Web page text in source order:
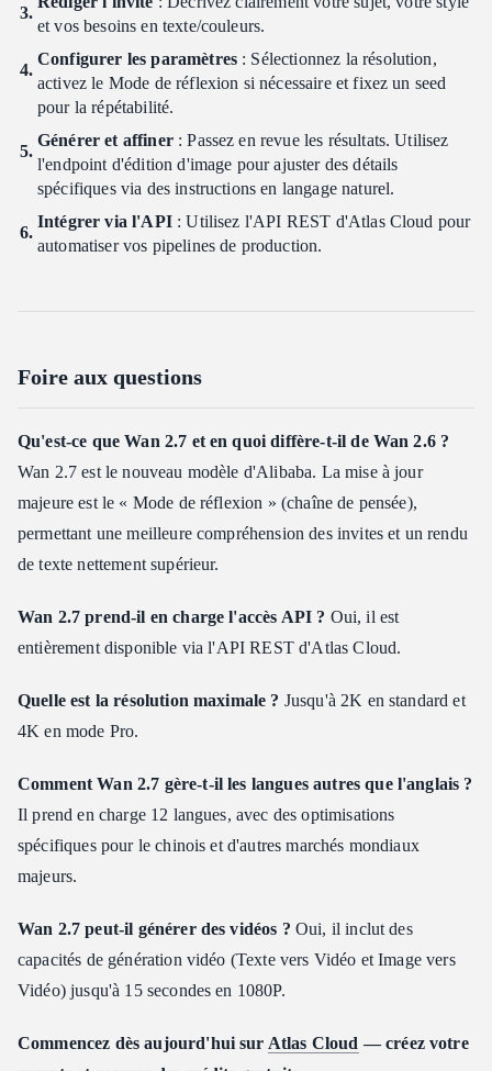
et vos besoins en texte/couleurs.
Configurer les paramètres : Sélectionnez la résolution,
activez le Mode de réflexion si nécessaire et fixez un seed
pour la répétabilité.
Générer et affiner: Passez en revue les résultats. Utilisez
l'endpoint d'édition d'image pour ajuster des détails
spécifiques via des instructions en langage naturel.
Intégrer via l'API: Utilisez l'API REST d'Atlas Cloud pour
automatiser vos pipelines de production.
Foire aux questions
Qu'est-ce que Wan 2.7 et en quoi diffère-t-il de Wan 2.6 ?
Wan 2.7 est le nouveau modèle d'Alibaba. La mise à jour
majeure est le « Mode de réflexion » (chaîne de pensée),
permettant une meilleure compréhension des invites et un rendu
de texte nettement supérieur.
Wan 2.7 prend-il en charge l'accès API ? Oui, il est
entièrement disponible via l'API REST d'Atlas Cloud.
Quelle est la résolution maximale ? Jusqu'à 2K en standard et
4K en mode Pro.
Comment Wan 2.7 gère-t-il les langues autres que l'anglais ?
Il prend en charge 12 langues, avec des optimisations
spécifiques pour le chinois et d'autres marchés mondiaux
majeurs.
Wan 2.7 peut-il générer des vidéos ? Oui, il inclut des
capacités de génération vidéo (Texte vers Vidéo et Image vers
Vidéo) jusqu'à 15 secondes en 1080P.
Commencez dès aujourd'hui sur Atlas Cloud — créez votre